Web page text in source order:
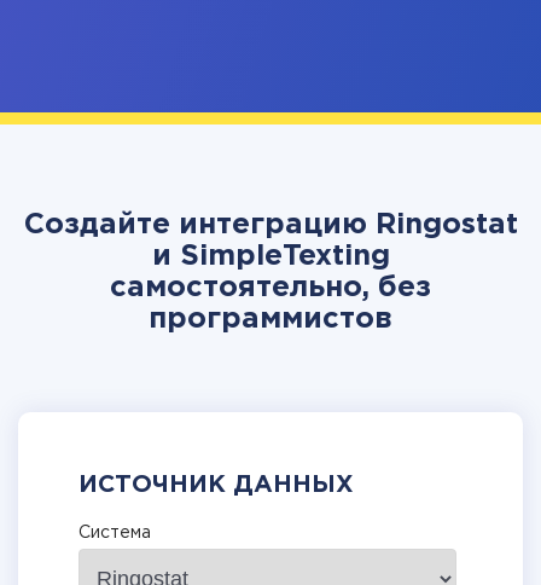
Создайте интеграцию Ringostat
и SimpleTexting
самостоятельно, без
программистов
ИСТОЧНИК ДАННЫХ
Система